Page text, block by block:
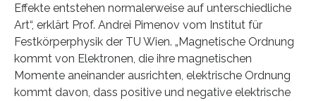
Effekte entstehen normalerweise auf unterschiedliche
Art“, erklärt Prof. Andrei Pimenov vom Institut für
Festkörperphysik der TU Wien. „Magnetische Ordnung
kommt von Elektronen, die ihre magnetischen
Momente aneinander ausrichten, elektrische Ordnung
kommt davon, dass positive und negative elektrische